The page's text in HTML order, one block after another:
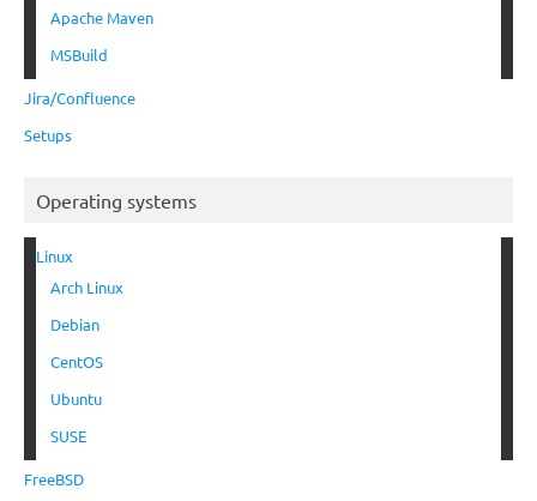
Apache Maven
MSBuild
Jira/Confluence
Setups
Operating systems
Linux
Arch Linux
Debian
CentOS
Ubuntu
SUSE
FreeBSD